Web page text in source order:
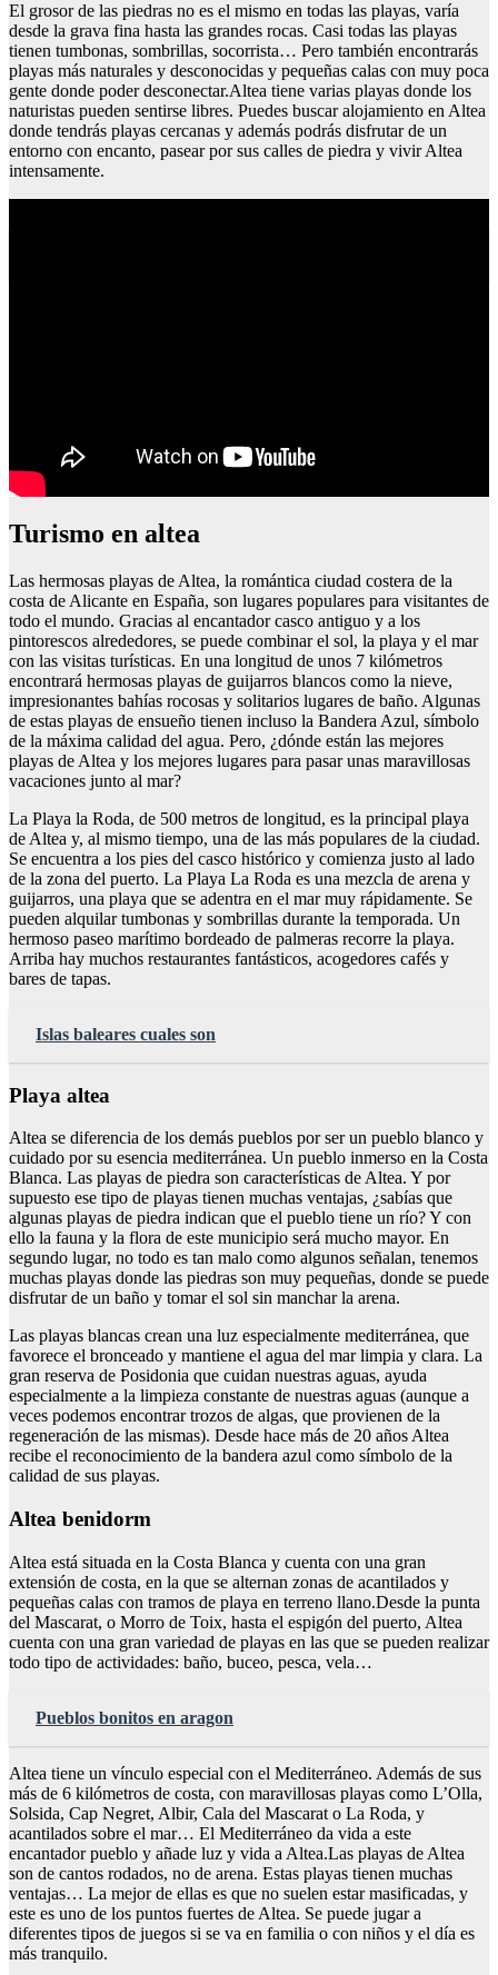
El grosor de las piedras no es el mismo en todas las playas, varía
desde la grava fina hasta las grandes rocas. Casi todas las playas
tienen tumbonas, sombrillas, socorrista… Pero también encontrarás
playas más naturales y desconocidas y pequeñas calas con muy poca
gente donde poder desconectar.Altea tiene varias playas donde los
naturistas pueden sentirse libres. Puedes buscar alojamiento en Altea
donde tendrás playas cercanas y además podrás disfrutar de un
entorno con encanto, pasear por sus calles de piedra y vivir Altea
intensamente.
Turismo en altea
Las hermosas playas de Altea, la romántica ciudad costera de la
costa de Alicante en España, son lugares populares para visitantes de
todo el mundo. Gracias al encantador casco antiguo y a los
pintorescos alrededores, se puede combinar el sol, la playa y el mar
con las visitas turísticas. En una longitud de unos 7 kilómetros
encontrará hermosas playas de guijarros blancos como la nieve,
impresionantes bahías rocosas y solitarios lugares de baño. Algunas
de estas playas de ensueño tienen incluso la Bandera Azul, símbolo
de la máxima calidad del agua. Pero, ¿dónde están las mejores
playas de Altea y los mejores lugares para pasar unas maravillosas
vacaciones junto al mar?
La Playa la Roda, de 500 metros de longitud, es la principal playa
de Altea y, al mismo tiempo, una de las más populares de la ciudad.
Se encuentra a los pies del casco histórico y comienza justo al lado
de la zona del puerto. La Playa La Roda es una mezcla de arena y
guijarros, una playa que se adentra en el mar muy rápidamente. Se
pueden alquilar tumbonas y sombrillas durante la temporada. Un
hermoso paseo marítimo bordeado de palmeras recorre la playa.
Arriba hay muchos restaurantes fantásticos, acogedores cafés y
bares de tapas.
Islas baleares cuales son
Playa altea
Altea se diferencia de los demás pueblos por ser un pueblo blanco y
cuidado por su esencia mediterránea. Un pueblo inmerso en la Costa
Blanca. Las playas de piedra son características de Altea. Y por
supuesto ese tipo de playas tienen muchas ventajas, ¿sabías que
algunas playas de piedra indican que el pueblo tiene un río? Y con
ello la fauna y la flora de este municipio será mucho mayor. En
segundo lugar, no todo es tan malo como algunos señalan, tenemos
muchas playas donde las piedras son muy pequeñas, donde se puede
disfrutar de un baño y tomar el sol sin manchar la arena.
Las playas blancas crean una luz especialmente mediterránea, que
favorece el bronceado y mantiene el agua del mar limpia y clara. La
gran reserva de Posidonia que cuidan nuestras aguas, ayuda
especialmente a la limpieza constante de nuestras aguas (aunque a
veces podemos encontrar trozos de algas, que provienen de la
regeneración de las mismas). Desde hace más de 20 años Altea
recibe el reconocimiento de la bandera azul como símbolo de la
calidad de sus playas.
Altea benidorm
Altea está situada en la Costa Blanca y cuenta con una gran
extensión de costa, en la que se alternan zonas de acantilados y
pequeñas calas con tramos de playa en terreno llano.Desde la punta
del Mascarat, o Morro de Toix, hasta el espigón del puerto, Altea
cuenta con una gran variedad de playas en las que se pueden realizar
todo tipo de actividades: baño, buceo, pesca, vela…
Pueblos bonitos en aragon
Altea tiene un vínculo especial con el Mediterráneo. Además de sus
más de 6 kilómetros de costa, con maravillosas playas como L’Olla,
Solsida, Cap Negret, Albir, Cala del Mascarat o La Roda, y
acantilados sobre el mar… El Mediterráneo da vida a este
encantador pueblo y añade luz y vida a Altea.Las playas de Altea
son de cantos rodados, no de arena. Estas playas tienen muchas
ventajas… La mejor de ellas es que no suelen estar masificadas, y
este es uno de los puntos fuertes de Altea. Se puede jugar a
diferentes tipos de juegos si se va en familia o con niños y el día es
más tranquilo.